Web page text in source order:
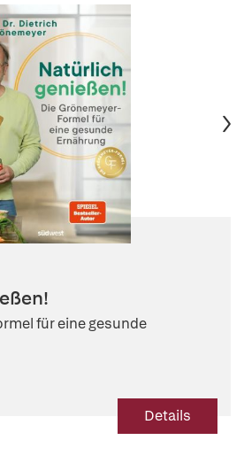
für eine gesunde
Details